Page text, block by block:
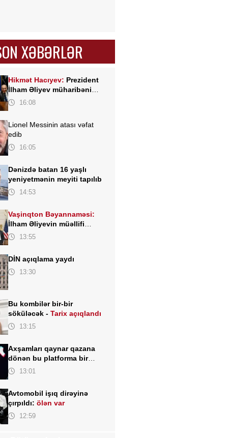
XƏBƏRLƏR
Hikmət Hacıyev: Prezident
İlham Əliyev müharibəni
qazandı, eyni zamanda sülhü
16:08
Lionel Messinin atası vəfat
edib
16:05
Dənizdə batan 16 yaşlı
yeniyetmənin meyiti tapılıb
14:53
Vaşinqton Bəyannaməsi:
İlham Əliyevin müəllifi
olduğu sülh gündəliyinin
13:55
DİN açıqlama yaydı
13:30
Bu kombilər bir-bir
söküləcək -Tarix açıqlandı
13:15
Axşamları qaynar qazana
dönən bu platforma bir
zümrə qadınlarla dolu olur...
13:01
Avtomobil işıq dirəyinə
çırpıldı: ölən var
12:59